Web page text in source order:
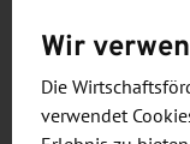
Wir
Die
verwendet